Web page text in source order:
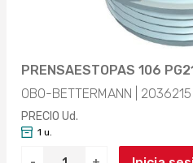
PRENSAESTOPAS 106
OBO-BETTERMANN | 2036215
PRECIO Ud.
1 u.